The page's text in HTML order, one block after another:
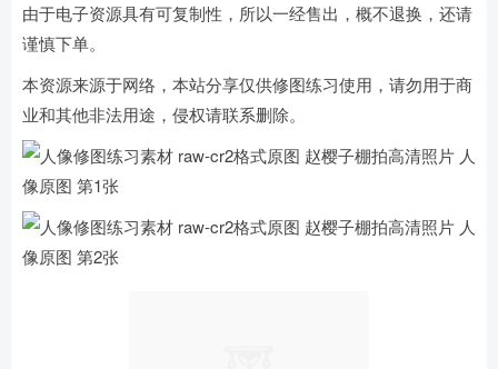
由于电子资源具有可复制性，所以一经售出，概不退换，还请
谨慎下单。
本资源来源于网络，本站分享仅供修图练习使用，请勿用于商
业和其他非法用途，侵权请联系删除。